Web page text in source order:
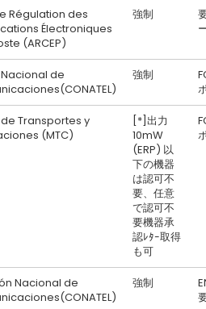
Régulation des
Électroniques
(ARCEP)
強制
de
強制
Transportes y
(MTC)
[*]出力
10mW
(ERP) 以
下の機器
は認可不
要、任意
で認可不
要機器承
認ﾚﾀｰ取得
も可
Nacional de
強制